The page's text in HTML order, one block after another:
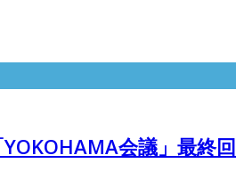
会議」最終回